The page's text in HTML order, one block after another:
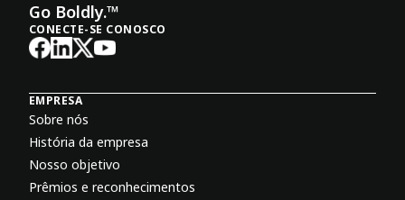
Go Boldly.™
CONECTE-SE CONOSCO
EMPRESA
Sobre nós
História da empresa
Nosso objetivo
Prêmios e reconhecimentos